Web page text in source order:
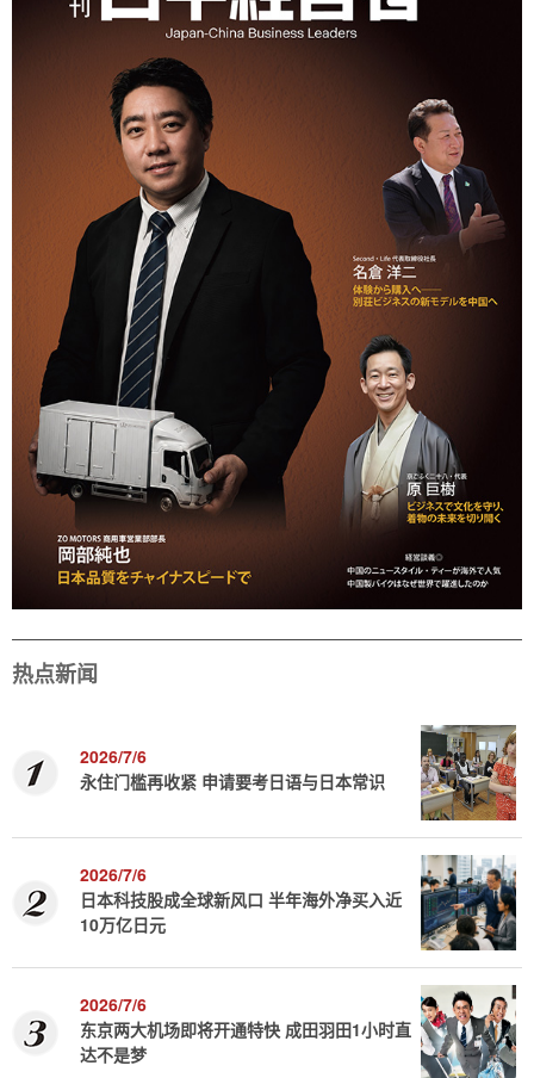
热点新闻
2026/7/6
永住门槛再收紧 申请要考日语与日本常识
2026/7/6
日本科技股成全球新风口 半年海外净买入近
10万亿日元
2026/7/6
东京两大机场即将开通特快 成田羽田1小时直
达不是梦